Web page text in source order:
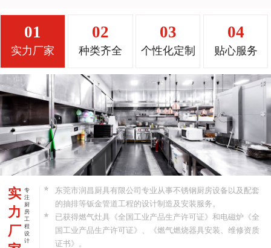
01
实力厂家
02
种类齐全
03
个性化定制
04
贴心服务
实
力
厂
专
注
厨
房
工
程
设
计
东莞市润昌厨具有限公司专业从事不锈钢厨房设备以及配套
的抽排等钣金管道工程的设计制造及安装服务。
已获得燃气灶具《全国工业产品生产许可证》和电磁炉《全
国工业产品生产许可证》、《燃气燃烧器具安装、维修资质
证书》。